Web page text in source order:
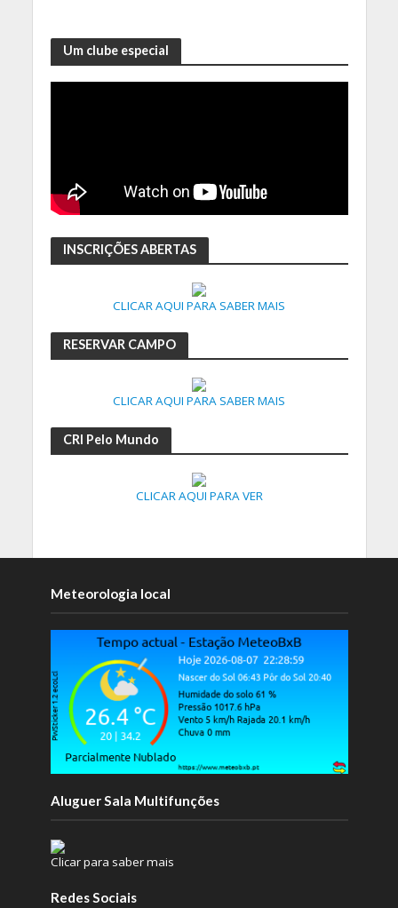
Um clube especial
INSCRIÇÕES ABERTAS
CLICAR AQUI PARA SABER MAIS
RESERVAR CAMPO
CLICAR AQUI PARA SABER MAIS
CRI Pelo Mundo
CLICAR AQUI PARA VER
Meteorologia local
Aluguer Sala Multifunções
Clicar para saber mais
Redes Sociais